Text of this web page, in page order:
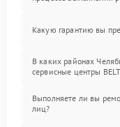
Какую гарантию вы
В каких районах
сервисные центры
Выполняете ли вы
лиц?